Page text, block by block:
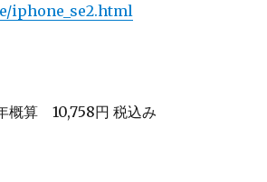
iphone_se2.html
概算 10,758円 税込み